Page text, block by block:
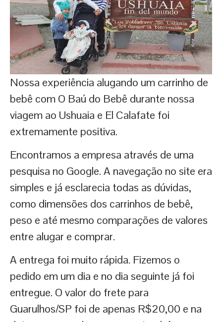
Nossa experiência alugando um carrinho de
bebê com O Baú do Bebê durante nossa
viagem ao Ushuaia e El Calafate foi
extremamente positiva.
Encontramos a empresa através de uma
pesquisa no Google. A navegação no site era
simples e já esclarecia todas as dúvidas,
como dimensões dos carrinhos de bebê,
peso e até mesmo comparações de valores
entre alugar e comprar.
A entrega foi muito rápida. Fizemos o
pedido em um dia e no dia seguinte já foi
entregue. O valor do frete para
Guarulhos/SP foi de apenas R$20,00 e na